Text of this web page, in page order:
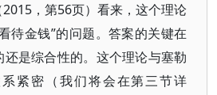
，第56页）看来，这个理论
待金钱”的问题。答案的关键在
是综合性的。这个理论与塞勒
紧密（我们将会在第三节详